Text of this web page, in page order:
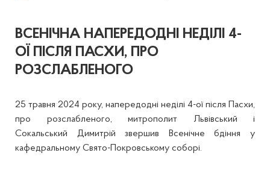
ВСЕНІЧНА НАПЕРЕДОДНІ НЕДІЛІ 4-
ОЇ ПІСЛЯ ПАСХИ, ПРО
РОЗСЛАБЛЕНОГО
25 травня 2024 року, напередодні неділі 4-ої після Пасхи,
про розслабленого, митрополит Львівський і
Сокальський Димитрій звершив Всенічне бдіння у
кафедральному Свято-Покровському соборі.